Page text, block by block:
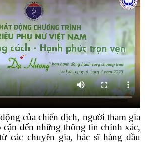
của chiến dịch, người tham gia
cận đến những thông tin chính xác,
các chuyên gia, bác sĩ hàng đầu